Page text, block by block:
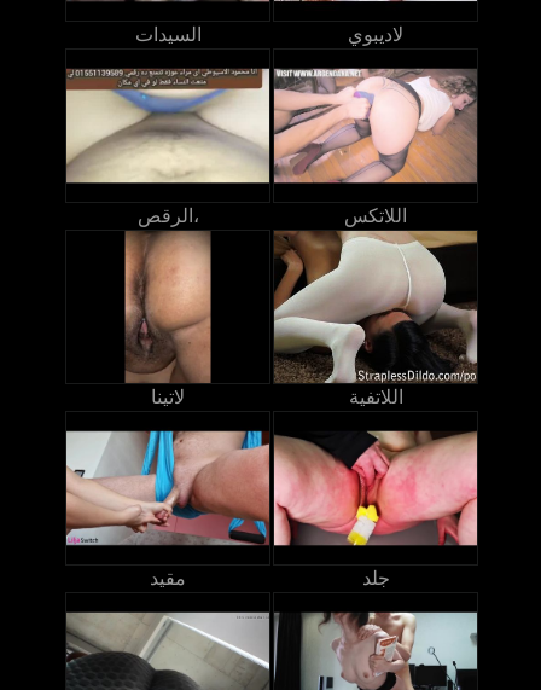
السيدات لاديبوي
الرقص، اللاتكس
لاتينا اللاتفية
مقيد جلد